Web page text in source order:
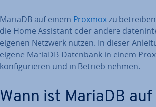
MariaDB auf einem Proxmoxzu
die Home Assistant oder andere
eigenen Netzwerk nutzen. In dieser
eigene MariaDB-Datenbank in einem
kon­fi­gu­rie­ren und in Betrieb nehmen.
Wann ist MariaDB